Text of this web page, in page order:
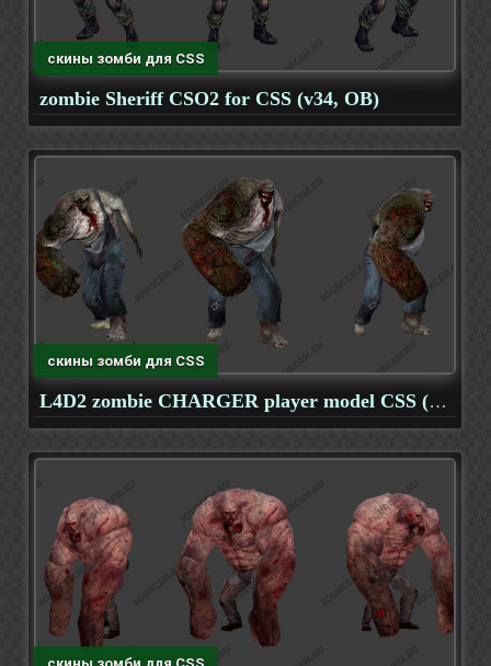
скины зомби для CSS
zombie Sheriff CSO2 for CSS (v34, OB)
скины зомби для CSS
L4D2 zombie CHARGER player model CSS (V34, OB)